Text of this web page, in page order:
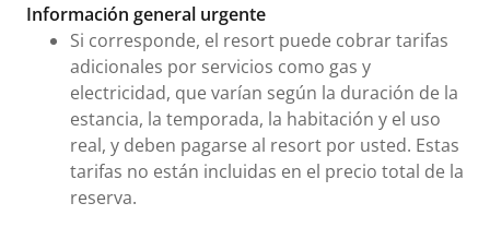
Información general urgente
Si corresponde, el resort puede cobrar tarifas
adicionales por servicios como gas y
electricidad, que varían según la duración de la
estancia, la temporada, la habitación y el uso
real, y deben pagarse al resort por usted. Estas
tarifas no están incluidas en el precio total de la
reserva.